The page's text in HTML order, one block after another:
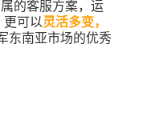
的客服方案，运
可以灵活多变，
东南亚市场的优秀